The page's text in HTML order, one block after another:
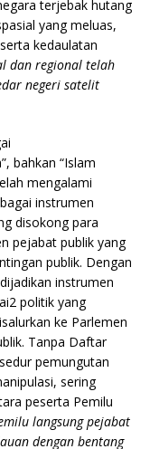
terjebak hutang
yang meluas,
kedaulatan
dan regional telah
negeri satelit
bahkan “Islam
mengalami
instrumen
disokong para
pejabat publik yang
publik. Dengan
instrumen
politik yang
ke Parlemen
Tanpa Daftar
pemungutan
sering
peserta Pemilu
langsung pejabat
dengan bentang